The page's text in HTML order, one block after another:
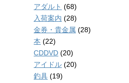
アダルト (68)
入荷案内 (28)
金券・貴金属 (28)
本 (22)
CDDVD (20)
アイドル (20)
釣具 (19)